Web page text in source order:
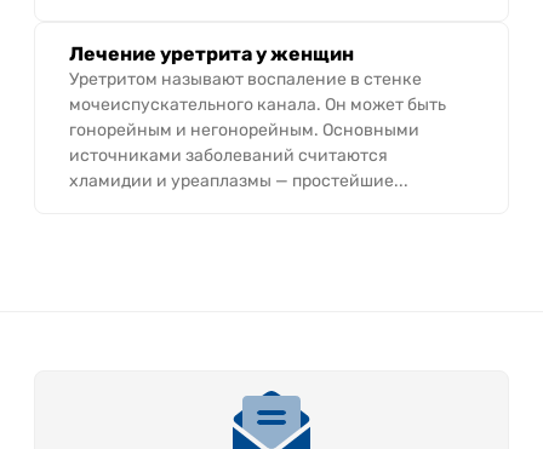
Лечение уретрита у женщин
Уретритом называют воспаление в стенке
мочеиспускательного канала. Он может быть
гонорейным и негонорейным. Основными
источниками заболеваний считаются
хламидии и уреаплазмы — простейшие...